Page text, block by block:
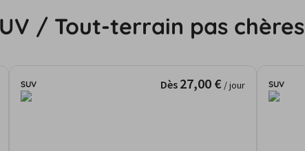
/ Tout-terrain pas chères
SUV Dès 27,00 € / jour SUV